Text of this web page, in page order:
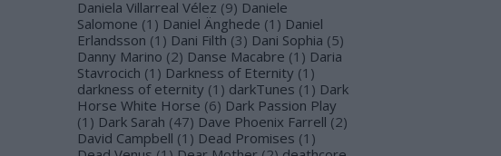
Daniela Villarreal Vélez (9) Daniele
Salomone (1 ) Daniel Änghede (1 ) Daniel
Erlandsson (1 ) Dani Filth (3) Dani Sophia (5)
Danny Marino (2) Danse Macabre (1 ) Daria
Stavrocich (1 ) Darkness of Eternity (1 )
darkness of eternity (1 ) darkTunes (1 ) Dark
Horse White Horse (6) Dark Passion Play
(1 ) Dark Sarah (47) Dave Phoenix Farrell (2)
David Campbell (1 ) Dead Promises (1 )